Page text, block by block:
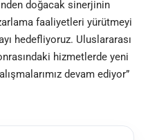
doğacak sinerjinin
faaliyetleri yürütmeyi
hedefliyoruz. Uluslararası
hizmetlerde yeni
devam ediyor”